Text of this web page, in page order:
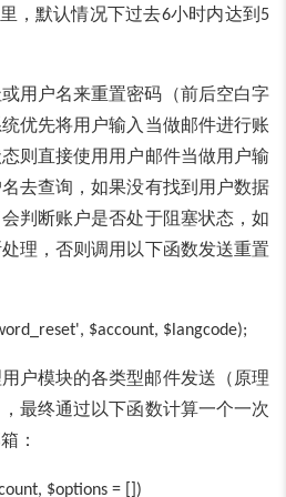
，默认情况下过去6小时内达到 5
用户名来重置密码（前后空白字
优先将用户输入当做邮件进行账
则直接使用用户邮件当做用户输
去查询，如果没有找到用户数据
判断账户是否处于阻塞状态，如
理，否则调用以下函数发送重置
$account, $langcode);
户模块的各类型邮件发送（原理
最终通过以下函数计算一个一次
：
$options = [])